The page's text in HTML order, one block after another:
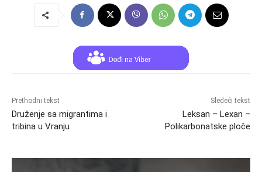
Prethodni tekst
Druženje sa migrantima i
tribina u Vranju
Sledeći tekst
Leksan – Lexan –
Polikarbonatske ploče